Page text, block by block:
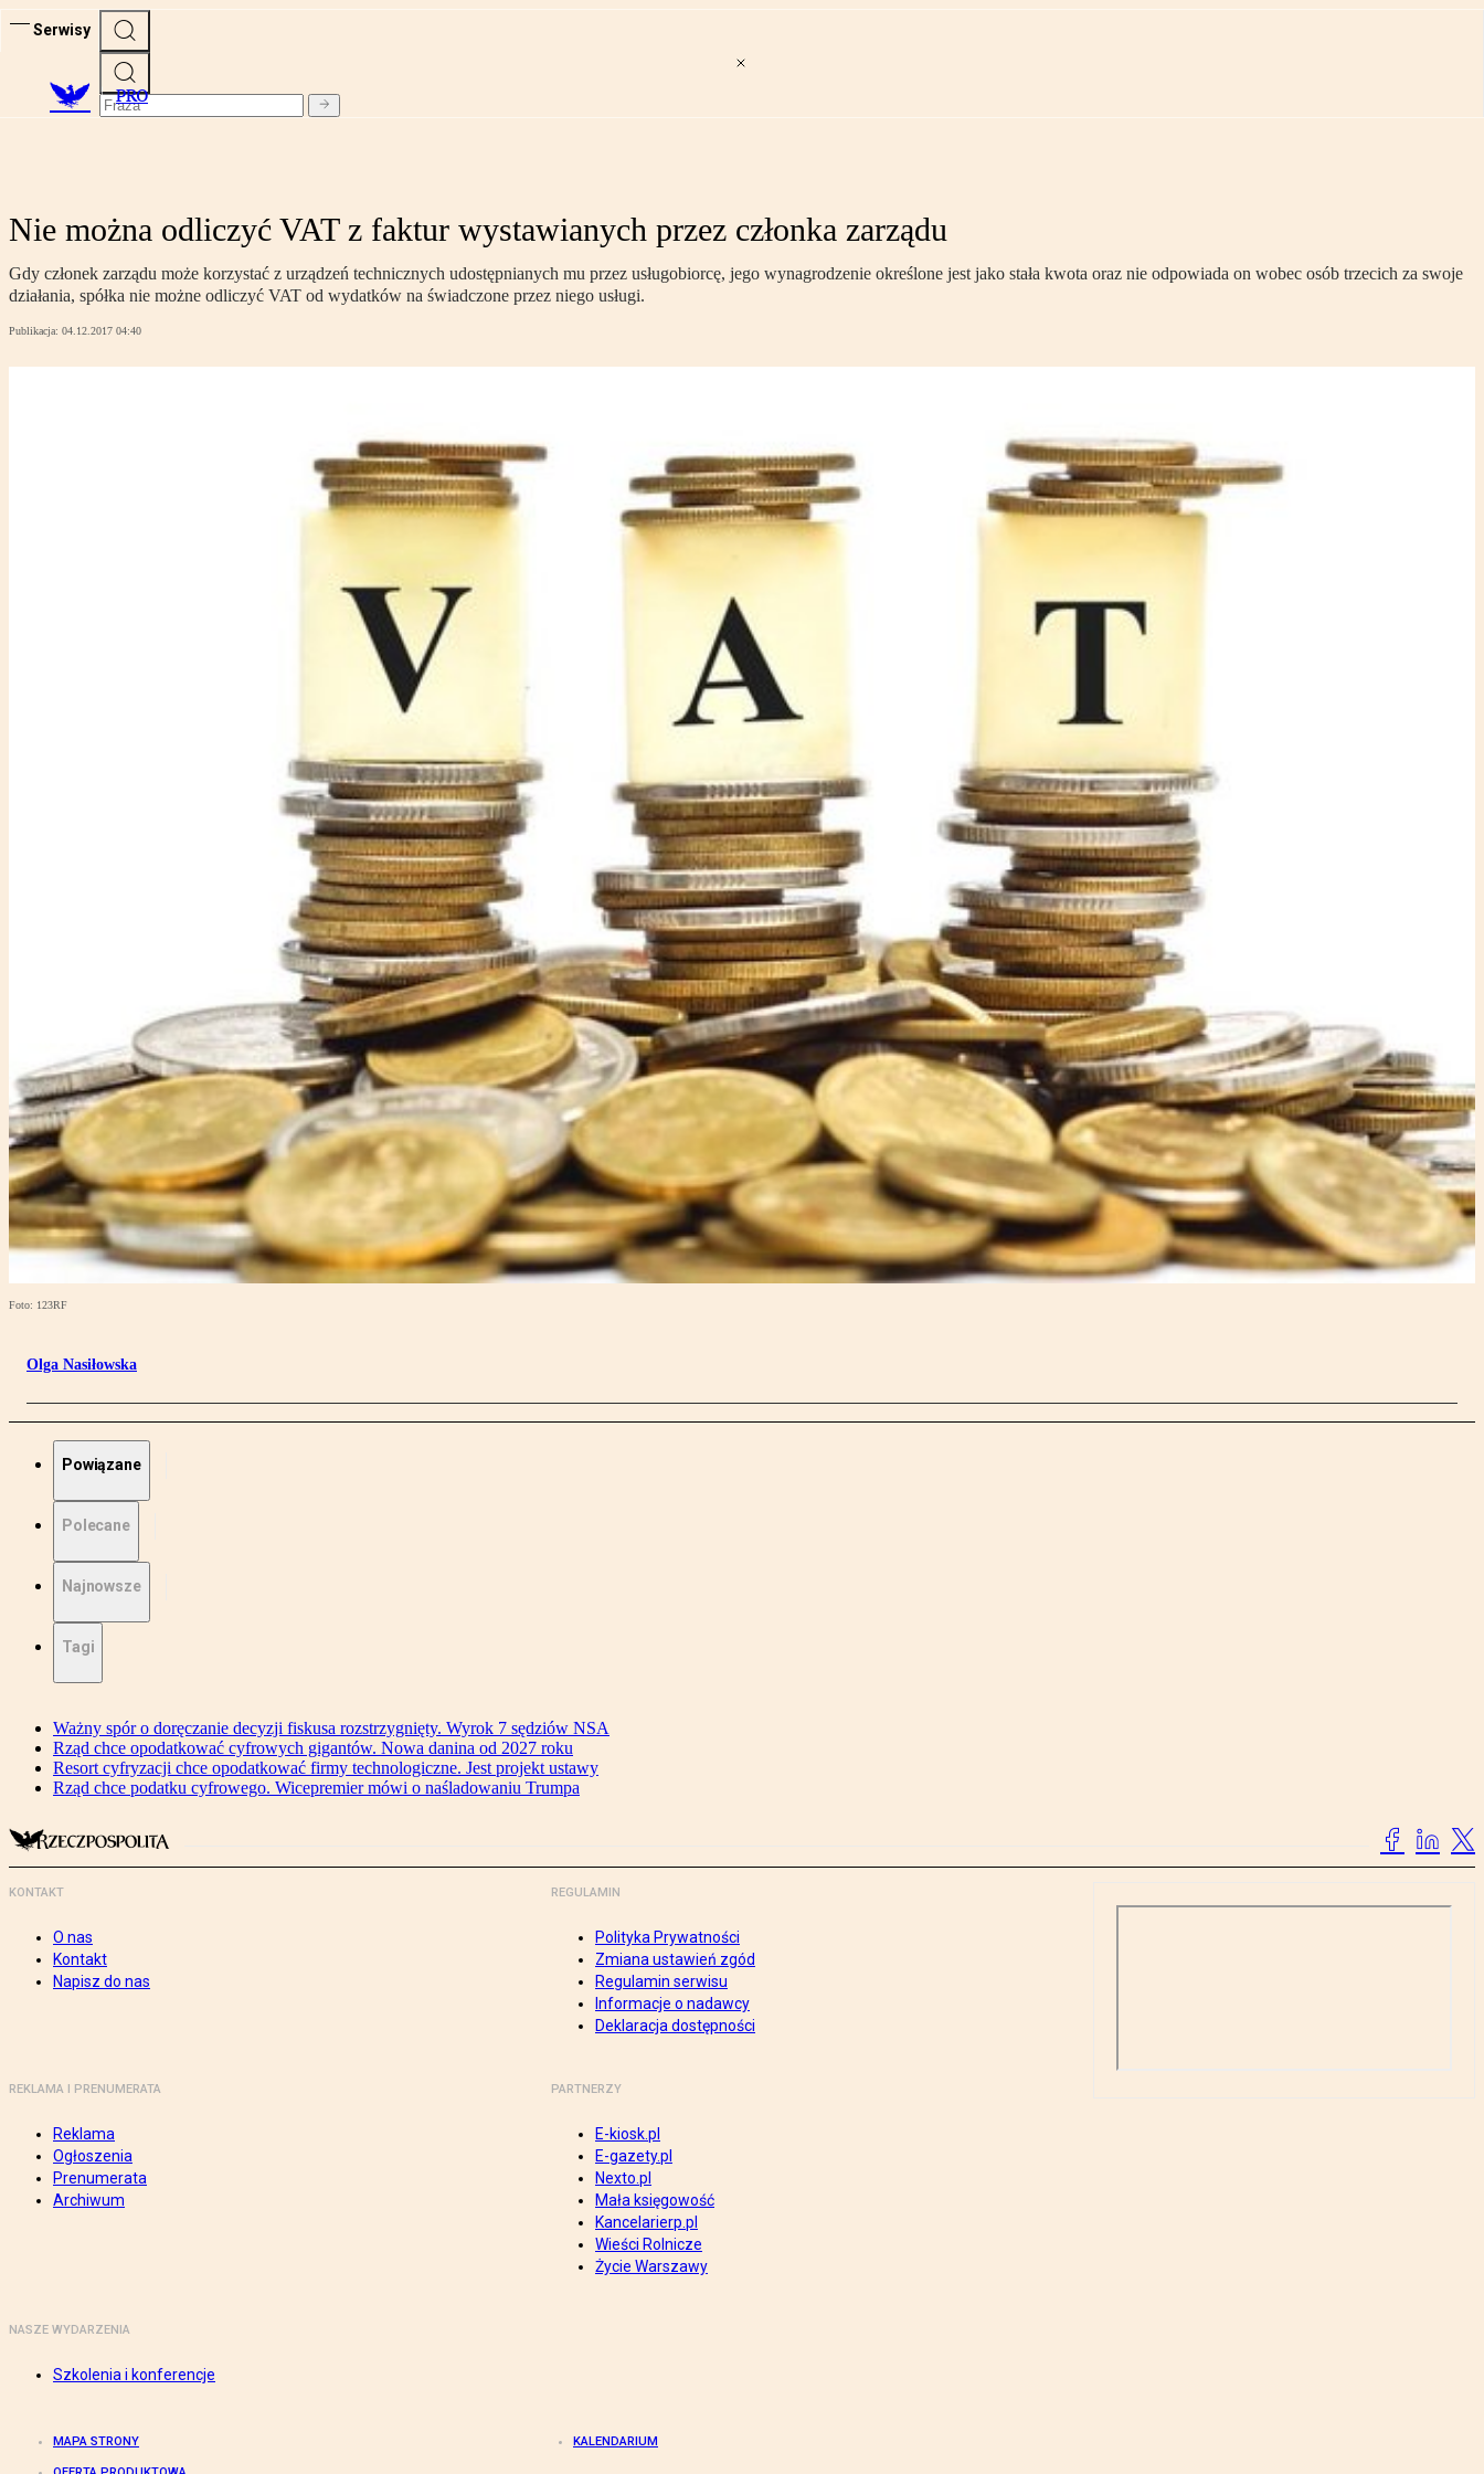
Serwisy
PRO
Nie można odliczyć VAT z faktur wystawianych przez członka zarządu
Gdy członek zarządu może korzystać z urządzeń technicznych udostępnianych mu przez usługobiorcę, jego wynagrodzenie określone jest jako stała kwota oraz nie odpowiada on wobec osób trzecich za swoje
działania, spółka nie możne odliczyć VAT od wydatków na świadczone przez niego usługi.
Publikacja: 04.12.2017 04:40
Foto: 123RF
Olga Nasiłowska
Powiązane
Polecane
Najnowsze
Tagi
Ważny spór o doręczanie decyzji fiskusa rozstrzygnięty. Wyrok 7 sędziów NSA
Rząd chce opodatkować cyfrowych gigantów. Nowa danina od 2027 roku
Resort cyfryzacji chce opodatkować firmy technologiczne. Jest projekt ustawy
Rząd chce podatku cyfrowego. Wicepremier mówi o naśladowaniu Trumpa
KONTAKT
O nas
Kontakt
Napisz do nas
REGULAMIN
Polityka Prywatności
Zmiana ustawień zgód
Regulamin serwisu
Informacje o nadawcy
Deklaracja dostępności
REKLAMA I PRENUMERATA
Reklama
Ogłoszenia
Prenumerata
Archiwum
PARTNERZY
E-kiosk.pl
E-gazety.pl
Nexto.pl
Mała księgowość
Kancelarierp.pl
Wieści Rolnicze
Życie Warszawy
NASZE WYDARZENIA
Szkolenia i konferencje
MAPA STRONY KALENDARIUM